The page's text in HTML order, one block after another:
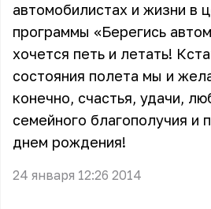
автомобилистах и жизни в
программы «Берегись
хочется петь и летать!
состояния полета мы и
конечно, счастья, удачи,
семейного благополучия и
днем рождения!
24 января 12:26 2014